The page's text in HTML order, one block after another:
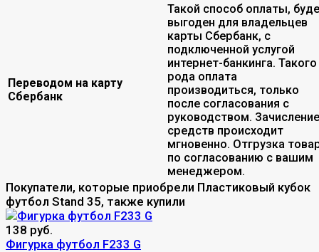
Переводом на карту
Сбербанк
Такой способ оплаты,
выгоден для владельцев
карты Сбербанк, с
подключенной услугой
интернет-банкинга. Такого
рода оплата
производиться, только
после согласования с
руководством. Зачисление
средств происходит
мгновенно. Отгрузка
по согласованию с вашим
менеджером.
Покупатели, которые приобрели Пластиковый кубок
футбол Stand 35, также купили
138 руб.
Фигурка футбол F233 G